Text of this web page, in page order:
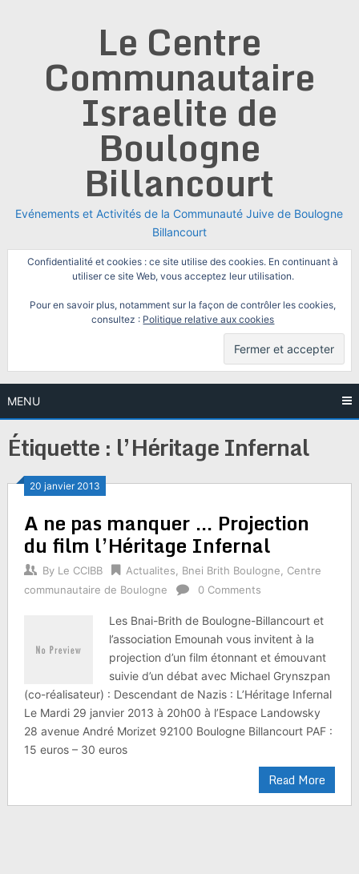
Le Centre
Communautaire
Israelite de
Boulogne
Billancourt
Evénements et Activités de la Communauté Juive de Boulogne
Billancourt
Confidentialité et cookies : ce site utilise des cookies. En continuant à
utiliser ce site Web, vous acceptez leur utilisation.
Pour en savoir plus, notamment sur la façon de contrôler les cookies,
consultez : Politique relative aux cookies
MENU
Étiquette : l’Héritage Infernal
20 janvier 2013
A ne pas manquer … Projection
du film l’Héritage Infernal
By Le CCIBB Actualites Bnei Brith Boulogne
Centre
communautaire de Boulogne
0 Comments
Les Bnai-Brith de Boulogne-Billancourt et
l’association Emounah vous invitent à la
projection d’un film étonnant et émouvant
suivie d’un débat avec Michael Grynszpan
(co-réalisateur) : Descendant de Nazis : L’Héritage Infernal
Le Mardi 29 janvier 2013 à 20h00 à l’Espace Landowsky
28 avenue André Morizet 92100 Boulogne Billancourt PAF :
15 euros – 30 euros
Read More